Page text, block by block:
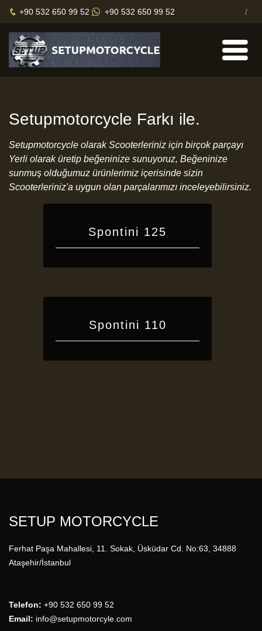
+90 532 650 99 52 +90 532 650 99 52
Setupmotorcycle Farkı ile.
Setupmotorcycle olarak Scooterleriniz için birçok parçayı
Yerli olarak üretip beğeninize sunuyoruz, Beğeninize
sunmuş olduğumuz ürünlerimiz içerisinde sizin
Scooterleriniz'a uygun olan parçalarımızı inceleyebilirsiniz.
Spontini 125
Spontini 110
SETUP MOTORCYCLE
Ferhat Paşa Mahallesi, 11. Sokak, Üsküdar Cd. No:63, 34888
Ataşehir/İstanbul
Telefon: +90 532 650 99 52
Email: info@setupmotorcyle.com